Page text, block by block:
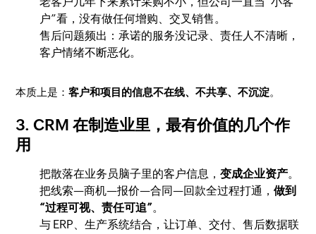
户”看，没有做任何增购、交叉销售。
售后问题频出：承诺的服务没记录、责任人不清晰，
客户情绪不断恶化。
本质上是：客户和项目的信息不在线、不共享、不沉淀。
3. CRM 在制造业里，最有价值的几个作
用
把散落在业务员脑子里的客户信息，变成企业资产。
把线索—商机—报价—合同—回款全过程打通，做到
“过程可视、责任可追”。
与 ERP、生产系统结合，让订单、交付、售后数据联